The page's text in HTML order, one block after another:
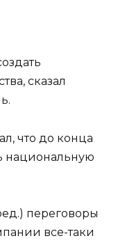
сказал
что до конца
национальную
переговоры
все-таки